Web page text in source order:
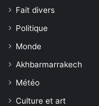
Fait divers
Politique
Monde
Akhbarmarrakech
Météo
Culture et art